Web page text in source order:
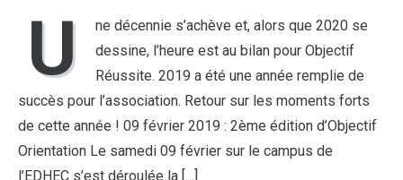
U
ne décennie s’achève et, alors que 2020 se
dessine, l’heure est au bilan pour Objectif
Réussite. 2019 a été une année remplie de
succès pour l’association. Retour sur les moments forts
de cette année ! 09 février 2019 : 2ème édition d’Objectif
Orientation Le samedi 09 février sur le campus de
l’EDHEC s’est déroulée la […]